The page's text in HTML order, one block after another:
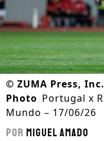
© ZUMA Press,
Photo Portugal x
Mundo – 17/06/26
Por Miguel Amado